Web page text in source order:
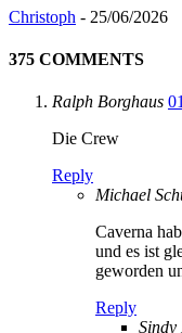
Christoph - 25/06/2026
375 COMMENTS
Ralph Borghaus
Die Crew
Reply
Michael
Caverna
und es ist
geworden
Reply